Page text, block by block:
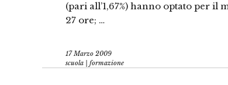
(pari all’1,67%) hanno optato per il
27 ore; …
17 Marzo 2009
scuola | formazione